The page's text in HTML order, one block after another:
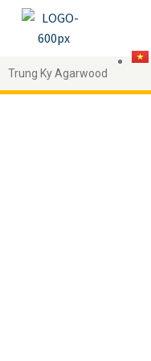
Trung Ky Agarwood